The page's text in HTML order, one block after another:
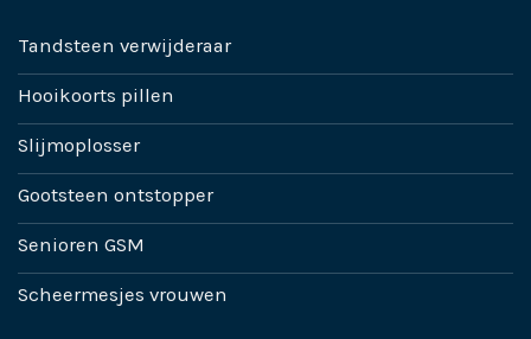
Tandsteen verwijderaar
Hooikoorts pillen
Slijmoplosser
Gootsteen ontstopper
Senioren GSM
Scheermesjes vrouwen